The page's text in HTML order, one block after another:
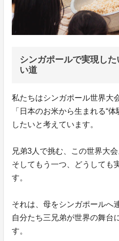
シンガポールで実現し
い道
私たちはシンガポール世界大
「日本のお米から生まれる“
したいと考えています。
兄弟3人で挑む、この世界大会
そしてもう一つ、どうしても
す。
それは、母をシンガポールへ
自分たち三兄弟が世界の舞台
す。